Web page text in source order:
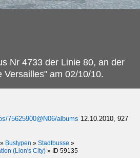
Nr 4733 der Linie 80, an der
Versailles" am 02/10/10.
75625900@N06/albums 12.10.2010, 927
» Bustypen » Stadtbusse »
(Lion's City) » ID 59135